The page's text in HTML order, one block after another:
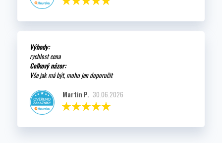
Výhody:
rychlost cena
Celkový názor:
Vše jak má být, mohu jen doporučit
Martin P. 30.06.2026